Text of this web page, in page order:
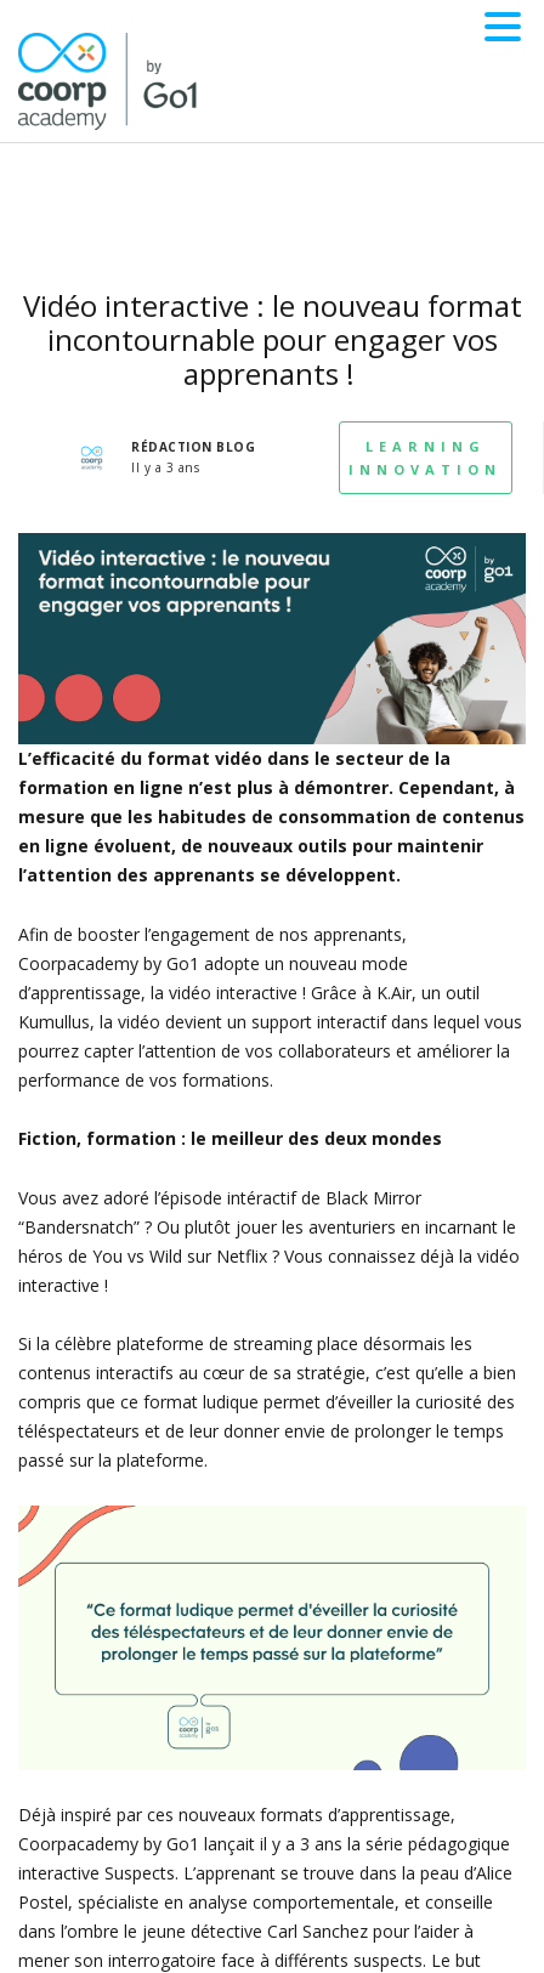
Vidéo interactive : le nouveau format
incontournable pour engager vos
apprenants !
RÉDACTION BLOG
Il y a 3 ans
LEARNING
INNOVATION
L’efficacité du format vidéo dans le secteur de la
formation en ligne n’est plus à démontrer. Cependant, à
mesure que les habitudes de consommation de contenus
en ligne évoluent, de nouveaux outils pour maintenir
l’attention des apprenants se développent.
Afin de booster l’engagement de nos apprenants,
Coorpacademy by Go1 adopte un nouveau mode
d’apprentissage, la vidéo interactive ! Grâce à K.Air, un outil
Kumullus, la vidéo devient un support interactif dans lequel vous
pourrez capter l’attention de vos collaborateurs et améliorer la
performance de vos formations.
Fiction, formation : le meilleur des deux mondes
Vous avez adoré l’épisode intéractif de Black Mirror
“Bandersnatch” ? Ou plutôt jouer les aventuriers en incarnant le
héros de You vs Wild sur Netflix ? Vous connaissez déjà la vidéo
interactive !
Si la célèbre plateforme de streaming place désormais les
contenus interactifs au cœur de sa stratégie, c’est qu’elle a bien
compris que ce format ludique permet d’éveiller la curiosité des
téléspectateurs et de leur donner envie de prolonger le temps
passé sur la plateforme.
Déjà inspiré par ces nouveaux formats d’apprentissage,
Coorpacademy by Go1 lançait il y a 3 ans la série pédagogique
interactive Suspects. L’apprenant se trouve dans la peau d’Alice
Postel, spécialiste en analyse comportementale, et conseille
dans l’ombre le jeune détective Carl Sanchez pour l’aider à
mener son interrogatoire face à différents suspects. Le but